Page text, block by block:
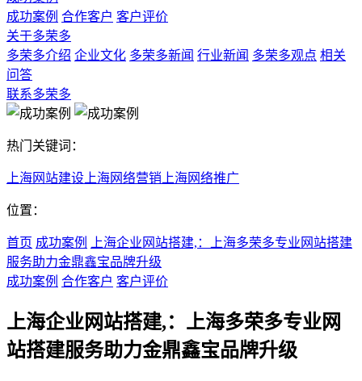
成功案例 合作客户 客户评价
关于多荣多
多荣多介绍 企业文化 多荣多新闻 行业新闻 多荣多观点 相关
问答
联系多荣多
热门关键词：
上海网站建设 上海网络营销 上海网络推广
位置：
首页 成功案例
上海企业网站搭建,：上海多荣多专业网站搭建
服务助力金鼎鑫宝品牌升级
成功案例 合作客户 客户评价
上海企业网站搭建,：上海多荣多专业网
站搭建服务助力金鼎鑫宝品牌升级